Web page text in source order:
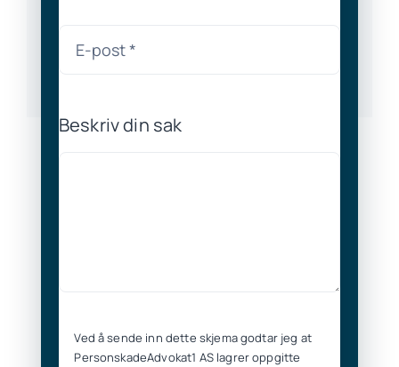
Beskriv din sak
Ved å sende inn dette skjema godtar jeg at
PersonskadeAdvokat1 AS lagrer oppgitte